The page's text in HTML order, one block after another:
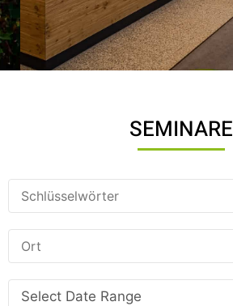
Erfahren Sie mehr über uns
SEMINARE
Select Date Range